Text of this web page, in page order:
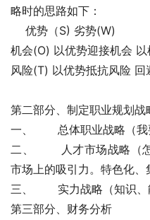
略时的思路如下：
优势（S) 劣势(W)
机会(O) 以优势迎接机会
风险(T) 以优势抵抗风险 回
第二部分、制定职业规划战
一、       总体职业战略（
二、       人才市场战略
市场上的吸引力。特色化、
三、       实力战略（知识
第三部分、财务分析